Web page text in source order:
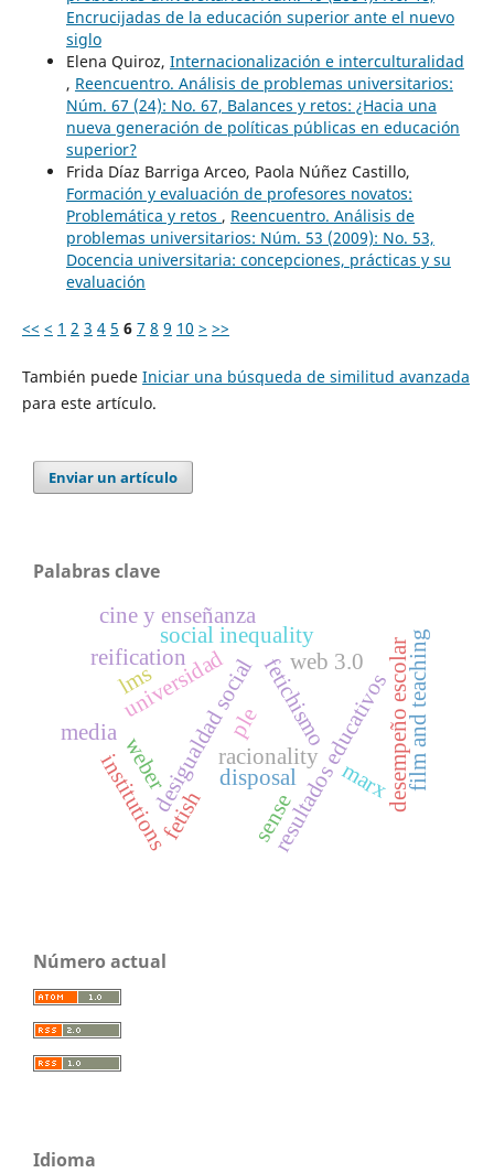
Encrucijadas de la educación superior ante el nuevo
siglo
Elena Quiroz, Internacionalización e interculturalidad
, Reencuentro. Análisis de problemas universitarios:
Núm. 67 (24): No. 67, Balances y retos: ¿Hacia una
nueva generación de políticas públicas en educación
superior?
Frida Díaz Barriga Arceo, Paola Núñez Castillo,
Formación y evaluación de profesores novatos:
Problemática y retos , Reencuentro. Análisis de
problemas universitarios: Núm. 53 (2009): No. 53,
Docencia universitaria: concepciones, prácticas y su
evaluación
<< < 1 2 3 4 5 6 7 8 9 10 > >>
También puede Iniciar una búsqueda de similitud avanzada
para este artículo.
Enviar un artículo
Palabras clave
universidad fetichismo
resultados educativosdesempeño escolar
social inequality
desigualdad socialracionality
weber
institutionsfetish
disposal
reification
marx
media film and teaching
cine y enseñanza
ple
lms web 3.0
sense
Número actual
Idioma